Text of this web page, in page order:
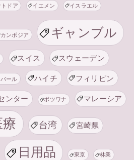
トドア イエメン イスラエル
カンボジア ギャンブル
スイス スウェーデン
ール ハイチ フィリピン
ンター ボツワナ マレーシア
療 台湾 宮崎県
日用品 東京 林業